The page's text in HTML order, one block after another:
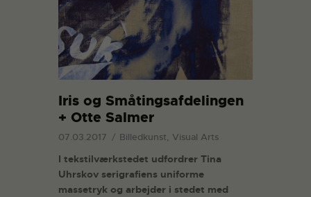
Iris og Småtingsafdelingen
+ Otte Salmer
07.03.2017 Billedkunst, Visual Arts
I tekstilværkstedet udfordrer Tina
Uhrskov serigrafiens uniforme
massetryk og arbejder i stedet med